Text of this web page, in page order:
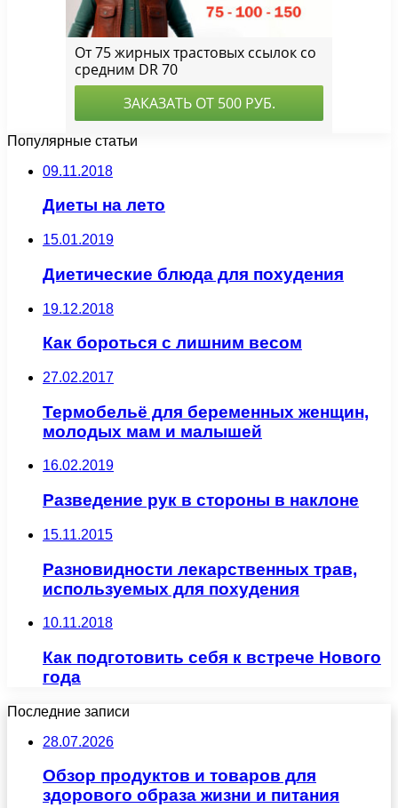
Популярные статьи
09.11.2018
Диеты на лето
15.01.2019
Диетические блюда для похудения
19.12.2018
Как бороться с лишним весом
27.02.2017
Термобельё для беременных женщин,
молодых мам и малышей
16.02.2019
Разведение рук в стороны в наклоне
15.11.2015
Разновидности лекарственных трав,
используемых для похудения
10.11.2018
Как подготовить себя к встрече Нового
года
Последние записи
28.07.2026
Обзор продуктов и товаров для
здорового образа жизни и питания